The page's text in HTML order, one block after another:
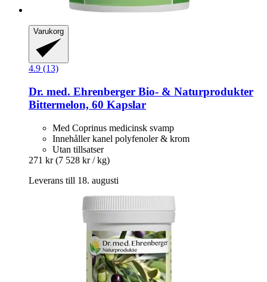
Varukorg
4.9 (13)
Dr. med. Ehrenberger Bio- & Naturprodukter
Bittermelon, 60 Kapslar
Med Coprinus medicinsk svamp
Innehåller kanel polyfenoler & krom
Utan tillsatser
271 kr (7 528 kr / kg)
Leverans till 18. augusti